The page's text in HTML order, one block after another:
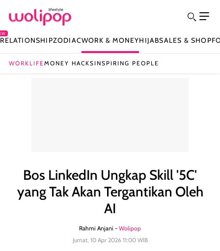
RELATIONSHIPZODIACWORK & MONEYHIJABSALES & SHOP
WORKLIFEMONEY HACKS INSPIRING PEOPLE
Bos LinkedIn Ungkap Skill '5C'
yang Tak Akan Tergantikan Oleh
AI
Rahmi Anjani - Wolipop
Jumat, 10 Apr 2026 11:00 WIB